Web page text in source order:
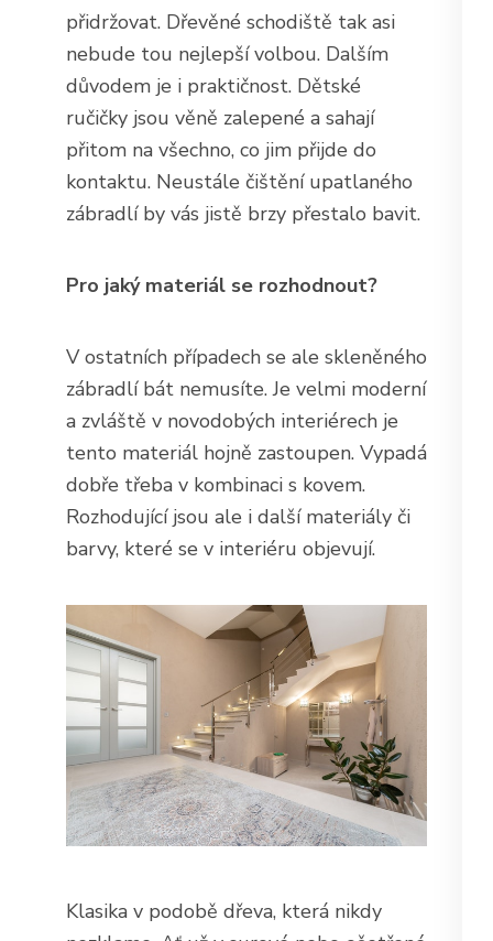
přidržovat. Dřevěné schodiště tak asi
nebude tou nejlepší volbou. Dalším
důvodem je i praktičnost. Dětské
ručičky jsou věně zalepené a sahají
přitom na všechno, co jim přijde do
kontaktu. Neustále čištění upatlaného
zábradlí by vás jistě brzy přestalo bavit.
Pro jaký materiál se rozhodnout?
V ostatních případech se ale skleněného
zábradlí bát nemusíte. Je velmi moderní
a zvláště v novodobých interiérech je
tento materiál hojně zastoupen. Vypadá
dobře třeba v kombinaci s kovem.
Rozhodující jsou ale i další materiály či
barvy, které se v interiéru objevují.
Klasika v podobě dřeva, která nikdy